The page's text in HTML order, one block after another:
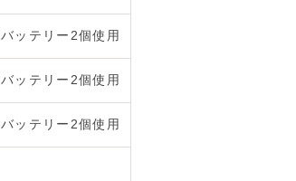
バッテリー2個使用
バッテリー2個使用
バッテリー2個使用